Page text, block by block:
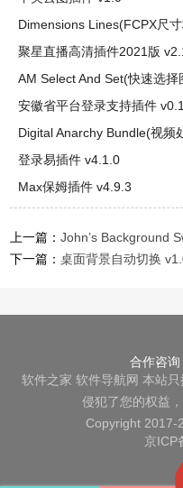
Dimensions Lines(FCPX尺
聚星直播高清插件2021版
AM Select And Set(快速选
安徽省平台登录支持插件 v0.1
Digital Anarchy Bundle(视频
登录易插件 v4.1.0
Max保姆插件 v4.9.3
上一篇：John’s Background
下一篇：桌面背景自动切换
合作咨
软件之家 软件导航网 本站
侵犯了您的权益
Copyright 2017-
京ICP